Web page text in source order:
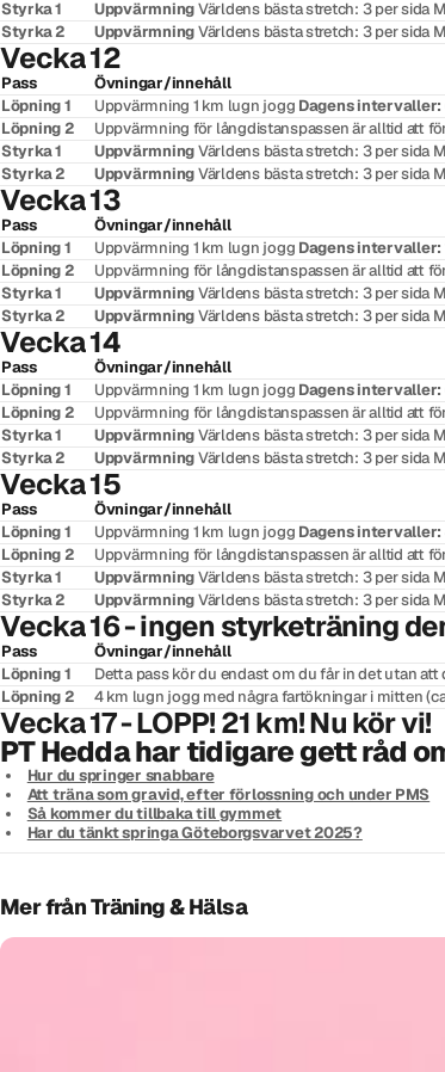
Styrka 1
UppvärmningVärldens bästa stretch: 3 per sida
Styrka 2
UppvärmningVärldens bästa stretch: 3 per sida
Vecka 12
Pass
Övningar/innehåll
Löpning 1
Uppvärmning 1 km lugn jogg Dagens intervaller:
Löpning 2
Uppvärmning för långdistanspassen är alltid att
Styrka 1
UppvärmningVärldens bästa stretch: 3 per sida
Styrka 2
UppvärmningVärldens bästa stretch: 3 per sida
Vecka 13
Pass
Övningar/innehåll
Löpning 1
Uppvärmning 1 km lugn jogg Dagens intervaller:
Löpning 2
Uppvärmning för långdistanspassen är alltid att
Styrka 1
UppvärmningVärldens bästa stretch: 3 per sida
Styrka 2
UppvärmningVärldens bästa stretch: 3 per sida
Vecka 14
Pass
Övningar/innehåll
Löpning 1
Uppvärmning 1 km lugn jogg Dagens intervaller:
Löpning 2
Uppvärmning för långdistanspassen är alltid att
Styrka 1
UppvärmningVärldens bästa stretch: 3 per sida
Styrka 2
UppvärmningVärldens bästa stretch: 3 per sida
Vecka 15
Pass
Övningar/innehåll
Löpning 1
Uppvärmning 1 km lugn jogg Dagens intervaller:
Löpning 2
Uppvärmning för långdistanspassen är alltid att
Styrka 1
UppvärmningVärldens bästa stretch: 3 per sida
Styrka 2
UppvärmningVärldens bästa stretch: 3 per sida
Vecka 16 - ingen styrketräning
Pass
Övningar/innehåll
Löpning 1
Detta pass kör du endast om du får in det utan
Löpning 2
4 km lugn jogg med några fartökningar i mitten
Vecka 17 - LOPP! 21 km! Nu kör vi!
PT Hedda har tidigare gett råd
Hur du springer snabbare
Att träna som gravid, efter förlossning och under PMS
Så kommer du tillbaka till gymmet
Har du tänkt springa Göteborgsvarvet 2025?
Mer från Träning & Hälsa